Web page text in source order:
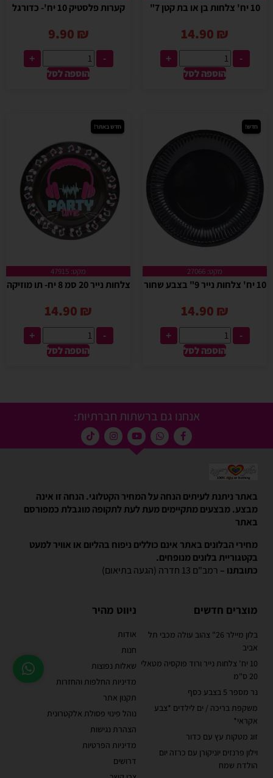
10 יח' צלחות בן או בת קטן 7"
14.90 ₪
-
+
הוספה לסל
קערות פלסטיק 10 יח'- כדורגל
9.90 ₪
-
+
הוספה לסל
חדש!
מקט: 27066
10 יח' צלחות נייר 9" בצבע שחור
14.90 ₪
-
+
הוספה לסל
חדש באתר!
מקט: 47915
צלחות נייר 20 סמ 8 יח- תו מוזיקה
14.90 ₪
-
+
הוספה לסל
אנחנו גם ברשתות חברתיות:
באתר ניתנת לעיתים הנחה על המחיר הקטלוגי. הנחה זו אינה
מבצע. מבצעים מתקיימים מעת לעת לתקופה מוגבלת כמפורסם
באתר
מחירי הבלונים באתר אינם כוללים ניפוח בהליום או אוויר למעט
בקטגוריית בלונים מנופחים.
כתובתנו – רמב"ם 13 חדרה (הגעה בתיאום)
מוצרים חדשים
בלון מיילר 26" צהוב עולה מכבי תל
אביב
10 יח' צלחות נייר ורוד פוקסיה מטאלי
20 ס"מ
נר מספר 5 בצבע כסף
משקפת בריכה / ים לילדים *צבע
אקראי*
זוג מטקות עץ עם כדור
וילון פרנזים יוניקורן עם כרזה יום
הולדת שמח
ניווט מהיר
אודות
חנות
שאלות נפוצות
מדיניות החלפות והחזרות
תקנון אתר
נוהל פינוי פסולת אלקטרונית
הצהרת נגישות
מדיניות הפרטיות
דרושים